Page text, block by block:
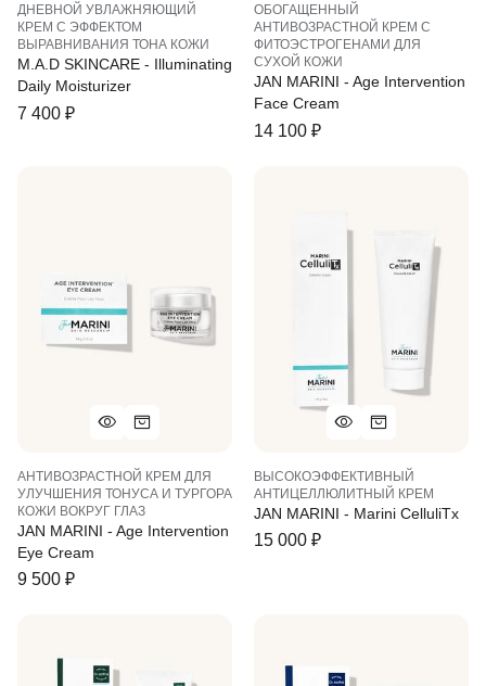
ДНЕВНОЙ УВЛАЖНЯЮЩИЙ
КРЕМ С ЭФФЕКТОМ
ВЫРАВНИВАНИЯ ТОНА КОЖИ
M.A.D SKINCARE - Illuminating
Daily Moisturizer
7 400 ₽
ОБОГАЩЕННЫЙ
АНТИВОЗРАСТНОЙ КРЕМ С
ФИТОЭСТРОГЕНАМИ ДЛЯ
СУХОЙ КОЖИ
JAN MARINI - Age Intervention
Face Cream
14 100 ₽
АНТИВОЗРАСТНОЙ КРЕМ ДЛЯ
УЛУЧШЕНИЯ ТОНУСА И ТУРГОРА
КОЖИ ВОКРУГ ГЛАЗ
JAN MARINI - Age Intervention
Eye Cream
9 500 ₽
ВЫСОКОЭФФЕКТИВНЫЙ
АНТИЦЕЛЛЮЛИТНЫЙ КРЕМ
JAN MARINI - Marini CelluliTx
15 000 ₽